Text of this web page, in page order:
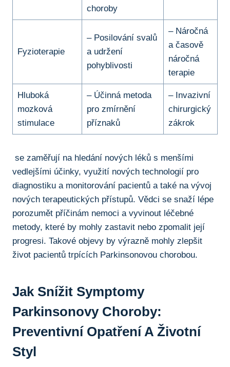
choroby
Fyzioterapie
– Posilování svalů
a udržení
⁢pohyblivosti
– Náročná
a časově
náročná
terapie
Hluboká
mozková
stimulace
– Účinná metoda
pro zmírnění
příznaků
– Invazivní
chirurgický
⁤zákrok
⁤ se ⁢zaměřují ⁢na hledání nových‌ léků s ⁣menšími
vedlejšími účinky, využití ⁤nových technologií ⁢pro
‍diagnostiku a ⁤monitorování pacientů a také ⁤na vývoj
⁤nových ​terapeutických ​přístupů. Vědci se snaží lépe
porozumět příčinám nemoci a vyvinout léčebné
metody, které ​by mohly zastavit nebo zpomalit její
progresi. Takové objevy by ​výrazně ⁤mohly zlepšit
život ⁢pacientů ⁢trpících Parkinsonovou⁢ chorobou.
Jak Snížit Symptomy
⁢Parkinsonovy Choroby:
Preventivní Opatření A Životní
Styl